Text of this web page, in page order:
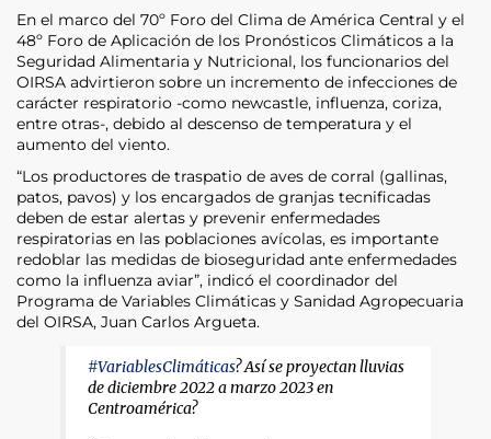
En el marco del 70º Foro del Clima de América Central y el
48º Foro de Aplicación de los Pronósticos Climáticos a la
Seguridad Alimentaria y Nutricional, los funcionarios del
OIRSA advirtieron sobre un incremento de infecciones de
carácter respiratorio -como newcastle, influenza, coriza,
entre otras-, debido al descenso de temperatura y el
aumento del viento.
“Los productores de traspatio de aves de corral (gallinas,
patos, pavos) y los encargados de granjas tecnificadas
deben de estar alertas y prevenir enfermedades
respiratorias en las poblaciones avícolas, es importante
redoblar las medidas de bioseguridad ante enfermedades
como la influenza aviar”, indicó el coordinador del
Programa de Variables Climáticas y Sanidad Agropecuaria
del OIRSA, Juan Carlos Argueta.
#VariablesClimáticas? Así se proyectan lluvias
de diciembre 2022 a marzo 2023 en
Centroamérica?